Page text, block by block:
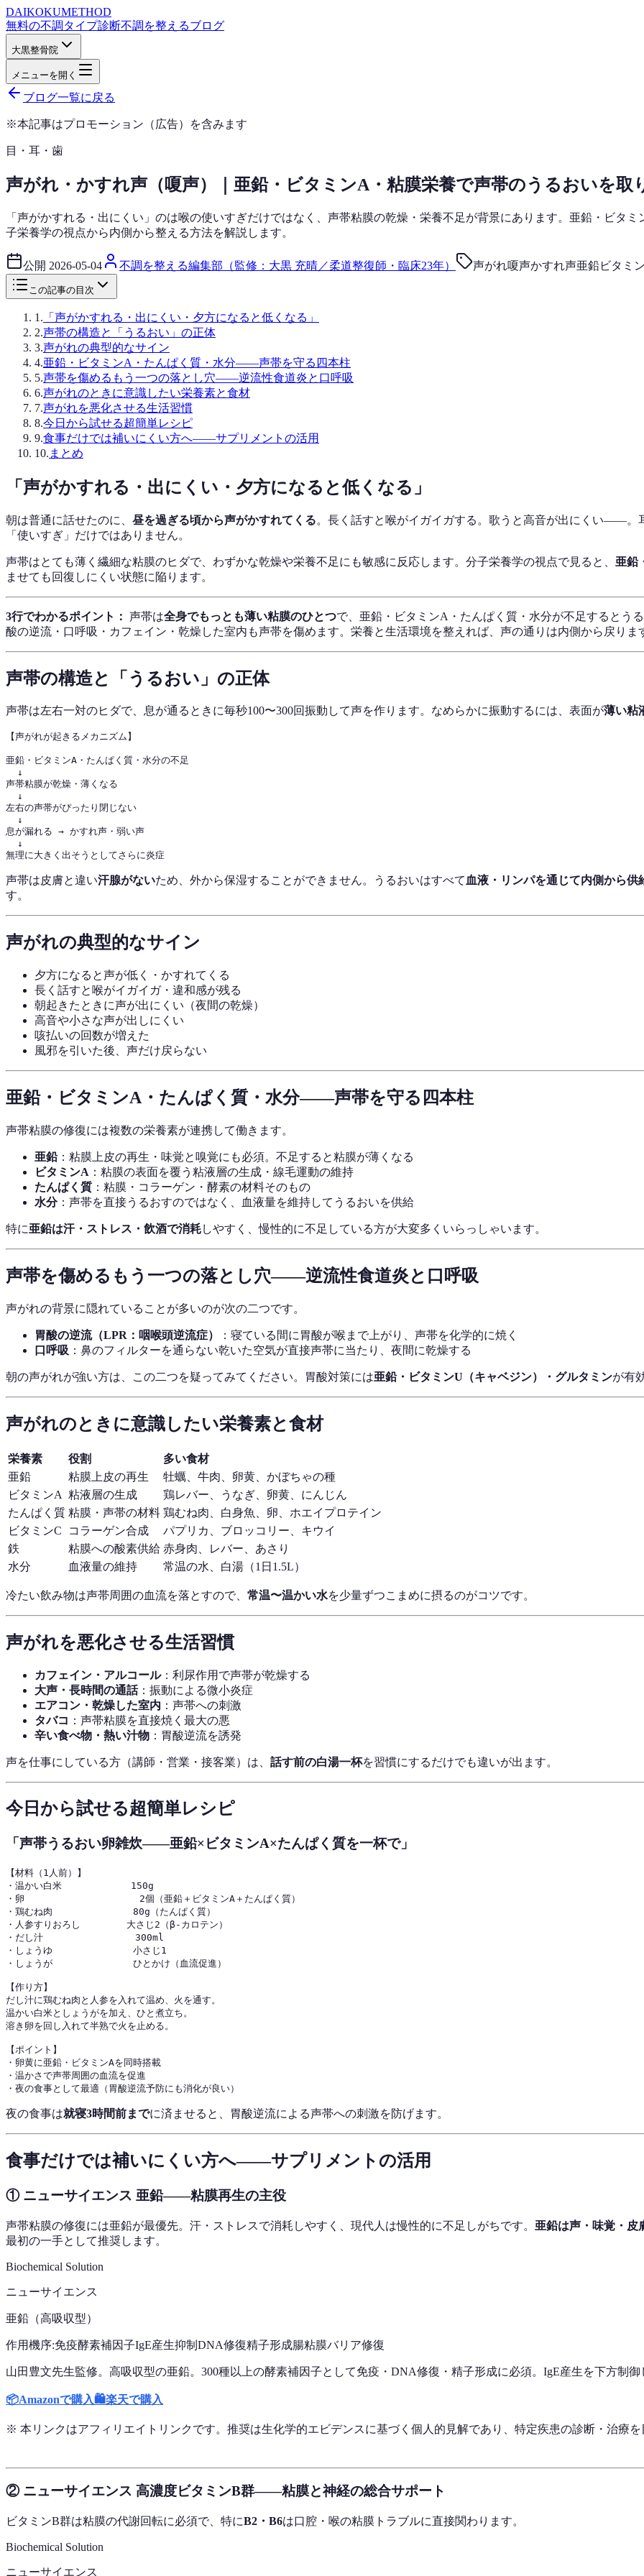
DAIKOKUMETHOD
無料の不調タイプ診断不調を整えるブログ
大黒整骨院
メニューを開く
ブログ一覧に戻る
※本記事はプロモーション（広告）を含みます
目・耳・歯
声がれ・かすれ声（嗄声）｜亜鉛・ビタミンA・粘膜栄養で声帯のうるおいを取
「声がかすれる・出にくい」のは喉の使いすぎだけではなく、声帯粘膜の乾燥・栄養不足が背景にあります。亜鉛・ビタ
子栄養学の視点から内側から整える方法を解説します。
公開 2026-05-04 不調を整える編集部（監修：大黒 充晴／柔道整復師・臨床23年） 声がれ嗄声かすれ声亜鉛ビタミ
この記事の目次
1 . 「声がかすれる・出にくい・夕方になると低くなる」
2.声帯の構造と「うるおい」の正体
3.声がれの典型的なサイン
4.亜鉛・ビタミンA・たんぱく質・水分——声帯を守る四本柱
5.声帯を傷めるもう一つの落とし穴——逆流性食道炎と口呼吸
6.声がれのときに意識したい栄養素と食材
7.声がれを悪化させる生活習慣
8.今日から試せる超簡単レシピ
9.食事だけでは補いにくい方へ——サプリメントの活用
10. まとめ
「声がかすれる・出にくい・夕方になると低くなる」
朝は普通に話せたのに、 昼を過ぎる頃から声がかすれてくる。長く話すと喉がイガイガする。歌うと高音が出にくい——。
「使いすぎ」だけではありません。
声帯はとても薄く繊細な粘膜のヒダで、わずかな乾燥や栄養不足にも敏感に反応します。分子栄養学の視点で見ると、 亜鉛
ませても回復しにくい状態に陥ります。
3行でわかるポイント： 声帯は全身でもっとも薄い粘膜のひとつで、亜鉛・ビタミンA・たんぱく質・水分が不足するとう
酸の逆流・口呼吸・カフェイン・乾燥した室内も声帯を傷めます。栄養と生活環境を整えれば、声の通りは内側から戻りま
声帯の構造と「うるおい」の正体
声帯は左右一対のヒダで、息が通るときに毎秒100〜300回振動して声を作ります。なめらかに振動するには、表面が薄い粘
【声がれが起きるメカニズム】
亜鉛・ビタミンA・たんぱく質・水分の不足
  ↓
声帯粘膜が乾燥・薄くなる
  ↓
左右の声帯がぴったり閉じない
  ↓
息が漏れる → かすれ声・弱い声
  ↓
声帯は皮膚と違い汗腺がないため、外から保湿することができません。うるおいはすべて血液・リンパを通じて内側から供
す。
声がれの典型的なサイン
夕方になると声が低く・かすれてくる
長く話すと喉がイガイガ・違和感が残る
朝起きたときに声が出にくい（夜間の乾燥）
高音や小さな声が出しにくい
咳払いの回数が増えた
風邪を引いた後、声だけ戻らない
亜鉛・ビタミンA・たんぱく質・水分——声帯を守る四本柱
声帯粘膜の修復には複数の栄養素が連携して働きます。
亜鉛：粘膜上皮の再生・味覚と嗅覚にも必須。不足すると粘膜が薄くなる
ビタミンA ：粘膜の表面を覆う粘液層の生成・線毛運動の維持
たんぱく質 ：粘膜・コラーゲン・酵素の材料そのもの
水分：声帯を直接うるおすのではなく、血液量を維持してうるおいを供給
特に亜鉛は汗・ストレス・飲酒で消耗しやすく、慢性的に不足している方が大変多くいらっしゃいます。
声帯を傷めるもう一つの落とし穴——逆流性食道炎と口呼吸
声がれの背景に隠れていることが多いのが次の二つです。
胃酸の逆流（LPR：咽喉頭逆流症）
：寝ている間に胃酸が喉まで上がり、声帯を化学的に焼く
口呼吸 ：鼻のフィルターを通らない乾いた空気が直接声帯に当たり、夜間に乾燥する
朝の声がれが強い方は、この二つを疑ってみてください。胃酸対策には亜鉛・ビタミンU（キャベジン）・グルタミンが有
声がれのときに意識したい栄養素と食材
栄養素 役割
多い食材
亜鉛
粘膜上皮の再生
牡蠣、牛肉、卵黄、かぼちゃの種
ビタミンA 粘液層の生成
鶏レバー、うなぎ、卵黄、にんじん
たんぱく質 粘膜・声帯の材料 鶏むね肉、白身魚、卵、ホエイプロテイン
ビタミンC
コラーゲン合成
パプリカ、ブロッコリー、キウイ
鉄
粘膜への酸素供給 赤身肉、レバー、あさり
水分
血液量の維持 常温の水、白湯（1日1.5L）
冷たい飲み物は声帯周囲の血流を落とすので、 常温〜温かい水を少量ずつこまめに摂るのがコツです。
声がれを悪化させる生活習慣
カフェイン・アルコール：利尿作用で声帯が乾燥する
大声・長時間の通話：振動による微小炎症
エアコン・乾燥した室内 ：声帯への刺激
タバコ ：声帯粘膜を直接焼く最大の悪
辛い食べ物・熱い汁物 ：胃酸逆流を誘発
声を仕事にしている方（講師・営業・接客業）は、 話す前の白湯一杯を習慣にするだけでも違いが出ます。
今日から試せる超簡単レシピ
「声帯うるおい卵雑炊——亜鉛×ビタミンA×たんぱく質を一杯で」
【材料（1人前）】
・温かい白米            150g
・卵                    2個（亜鉛＋ビタミンA＋たんぱく質）
・鶏むね肉              80g（たんぱく質）
・人参すりおろし        大さじ2（β-カロテン）
・だし汁                300ml
・しょうゆ              小さじ1
・しょうが              ひとかけ（血流促進）
【作り方】
だし汁に鶏むね肉と人参を入れて温め、火を通す。
温かい白米としょうがを加え、ひと煮立ち。
溶き卵を回し入れて半熟で火を止める。
【ポイント】
・卵黄に亜鉛・ビタミンAを同時搭載
・温かさで声帯周囲の血流を促進
夜の食事は就寝3時間前までに済ませると、胃酸逆流による声帯への刺激を防げます。
食事だけでは補いにくい方へ——サプリメントの活用
① ニューサイエンス 亜鉛——粘膜再生の主役
声帯粘膜の修復には亜鉛が最優先。汗・ストレスで消耗しやすく、現代人は慢性的に不足しがちです。 亜鉛は声・味覚・皮
最初の一手として推奨します。
Biochemical Solution
ニューサイエンス
亜鉛（高吸収型）
作用機序:免疫酵素補因子IgE産生抑制 DNA修復精子形成腸粘膜バリア修復
山田豊文先生監修。高吸収型の亜鉛。300種以上の酵素補因子として免疫・DNA修復・精子形成に必須。IgE産生を下方制
📦Amazonで購入🛍️楽天で購入
※ 本リンクはアフィリエイトリンクです。推奨は生化学的エビデンスに基づく個人的見解であり、特定疾患の診断・治療
② ニューサイエンス 高濃度ビタミンB群——粘膜と神経の総合サポート
ビタミンB群は粘膜の代謝回転に必須で、特にB2・B6は口腔・喉の粘膜トラブルに直接関わります。
Biochemical Solution
ニューサイエンス